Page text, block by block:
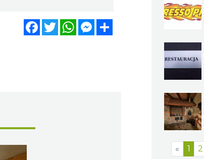
FacebookTwitterWhatsAppMessenger
« 1 2